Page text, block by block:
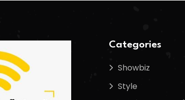
Categories
Showbiz
Style